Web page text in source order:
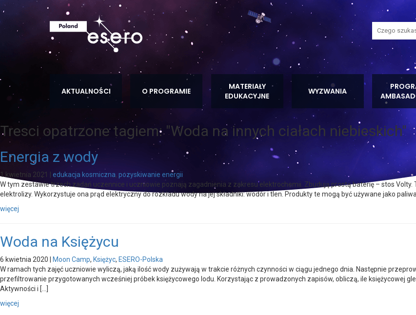
AKTUALNOŚCI O PROGRAMIE
MATERIAŁY
EDUKACYJNE
WYZWANIA
Wyszukaj
Tresci opatrzone tagiem:"Woda na innych ciałach niebieskich"
Energia z wody
1 kwietnia 2021 | edukacja kosmiczna, pozyskiwanie energii
W tym zestawie trzech zadań uczennice i uczniowie poznają zagadnienia z zakresu elektrochemii. Zbudują prostą baterię – stos
elektrolizy. Wykorzystuje ona prąd elektryczny do rozkładu wody na jej składniki: wodór i tlen. Produkty te mogą być używane jako
więcej
Woda na Księżycu
6 kwietnia 2020 | Moon Camp, Księżyc, ESERO-Polska
W ramach tych zajęć uczniowie wyliczą, jaką ilość wody zużywają w trakcie różnych czynności w ciągu jednego dnia. Następnie
przefiltrowanie przygotowanych wcześniej próbek księżycowego lodu. Korzystając z prowadzonych zapisów, obliczą, ile księżycowej
Aktywności i […]
więcej